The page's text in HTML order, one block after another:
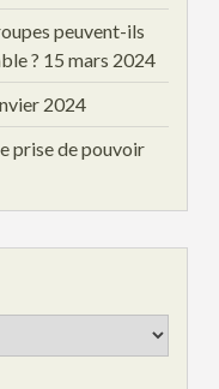
peuvent-ils
? 15 mars 2024
2024
prise de pouvoir